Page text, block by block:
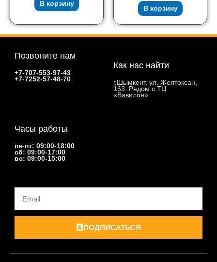
В корзину
В корзину
Позвоните нам
+7-707-553-97-43
+7-7252-57-48-70
Как нас найти
г.Шымкент, ул. Желтоксан,
163. Рядом с ТЦ
«Вавилон»
Часы работы
пн-пт: 09:00-18:00
сб: 09:00-17:00
вс: 09:00-15:00
Email
ПОДПИСАТЬСЯ